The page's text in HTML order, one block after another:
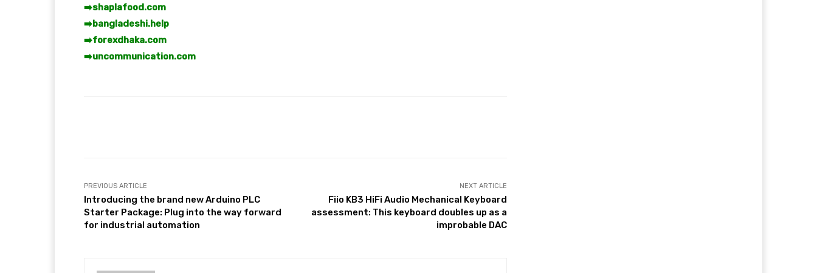
➡️shaplafood.com
➡️bangladeshi.help
➡️forexdhaka.com
➡️uncommunication.com
PREVIOUS ARTICLE
Introducing the brand new Arduino PLC
Starter Package: Plug into the way forward
for industrial automation
NEXT ARTICLE
Fiio KB3 HiFi Audio Mechanical Keyboard
assessment: This keyboard doubles up as a
improbable DAC